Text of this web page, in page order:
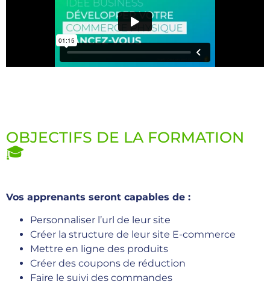
OBJECTIFS DE LA FORMATION
🎓
Vos apprenants seront capables de :
Personnaliser l’url de leur site
Créer la structure de leur site E-commerce
Mettre en ligne des produits
Créer des coupons de réduction
Faire le suivi des commandes